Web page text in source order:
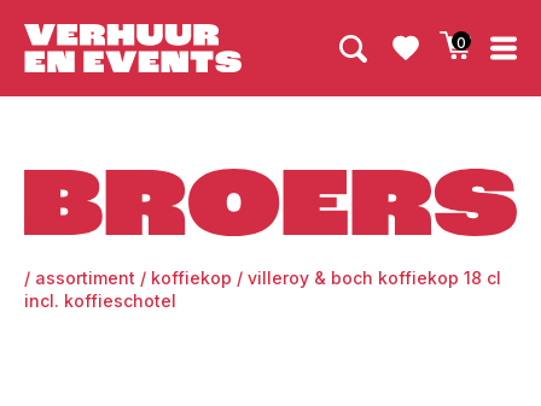
0
/ assortiment / koffiekop / villeroy & boch koffiekop 18 cl
incl. koffieschotel